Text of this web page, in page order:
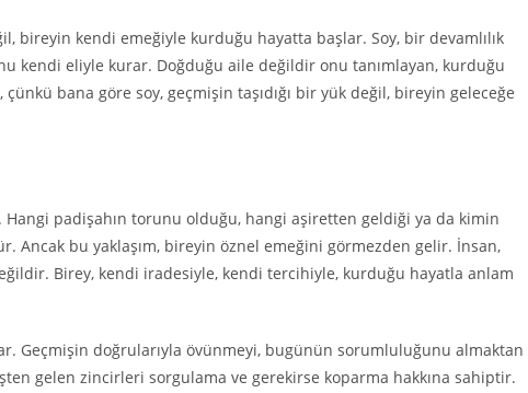
bireyin kendi emeğiyle kurduğu hayatta başlar. Soy, bir devamlılık
kendi eliyle kurar. Doğduğu aile değildir onu tanımlayan, kurduğu
bana göre soy, geçmişin taşıdığı bir yük değil, bireyin geleceğe
Hangi padişahın torunu olduğu, hangi aşiretten geldiği ya da kimin
bu yaklaşım, bireyin öznel emeğini görmezden gelir. İnsan,
Birey, kendi iradesiyle, kendi tercihiyle, kurduğu hayatla anlam
Geçmişin doğrularıyla övünmeyi, bugünün sorumluluğunu almaktan
gelen zincirleri sorgulama ve gerekirse koparma hakkına sahiptir.